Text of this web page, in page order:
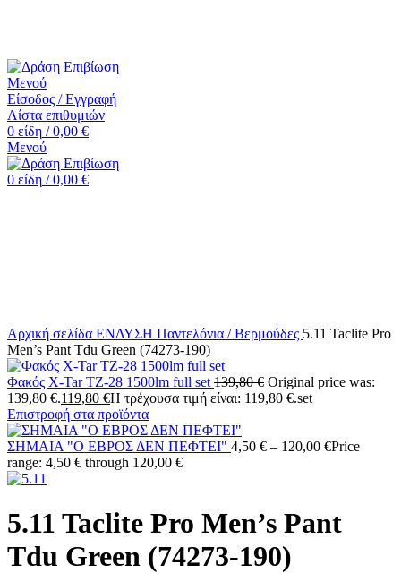
Μενού
Είσοδος / Εγγραφή
Λίστα επιθυμιών
0 είδη / 0,00 €
Μενού
0 είδη / 0,00 €
Αρχική σελίδα ΕΝΔΥΣΗ Παντελόνια / Βερμούδες 5.11 Taclite Pro
Men’s Pant Tdu Green (74273-190)
Φακός X-Tar TZ-28 1500lm full set 139,80€ Original price was:
139,80 €.119,80 €Η τρέχουσα τιμή είναι: 119,80 €.set
Επιστροφή στα προϊόντα
ΣΗΜΑΙΑ "Ο ΕΒΡΟΣ ΔΕΝ ΠΕΦΤΕΙ" 4,50 € – 120,00 €Price
range: 4,50 € through 120,00 €
5.11 Taclite Pro Men’s Pant
Tdu Green (74273-190)